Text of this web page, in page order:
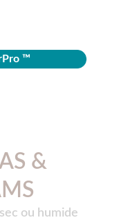
™
&
ou humide